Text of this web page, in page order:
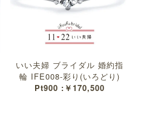
いい夫婦 ブライダル 婚約指
輪 IFE008-彩り(いろどり)
Pt900 :￥170,500